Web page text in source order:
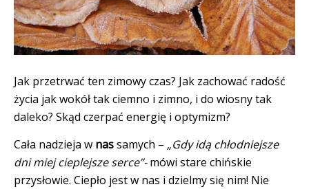
Jak przetrwać ten zimowy czas? Jak zachować radość
życia jak wokół tak ciemno i zimno, i do wiosny tak
daleko? Skąd czerpać energię i optymizm?
Cała nadzieja w nassamych – „Gdy idą chłodniejsze
dni miej cieplejsze serce”-mówi stare chińskie
przysłowie. Ciepło jest w nas i dzielmy się nim! Nie